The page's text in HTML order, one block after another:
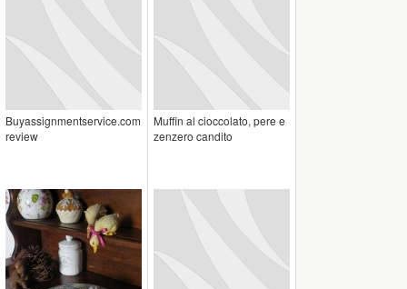
Buyassignmentservice.com
review
Muffin al cioccolato, pere e
zenzero candito